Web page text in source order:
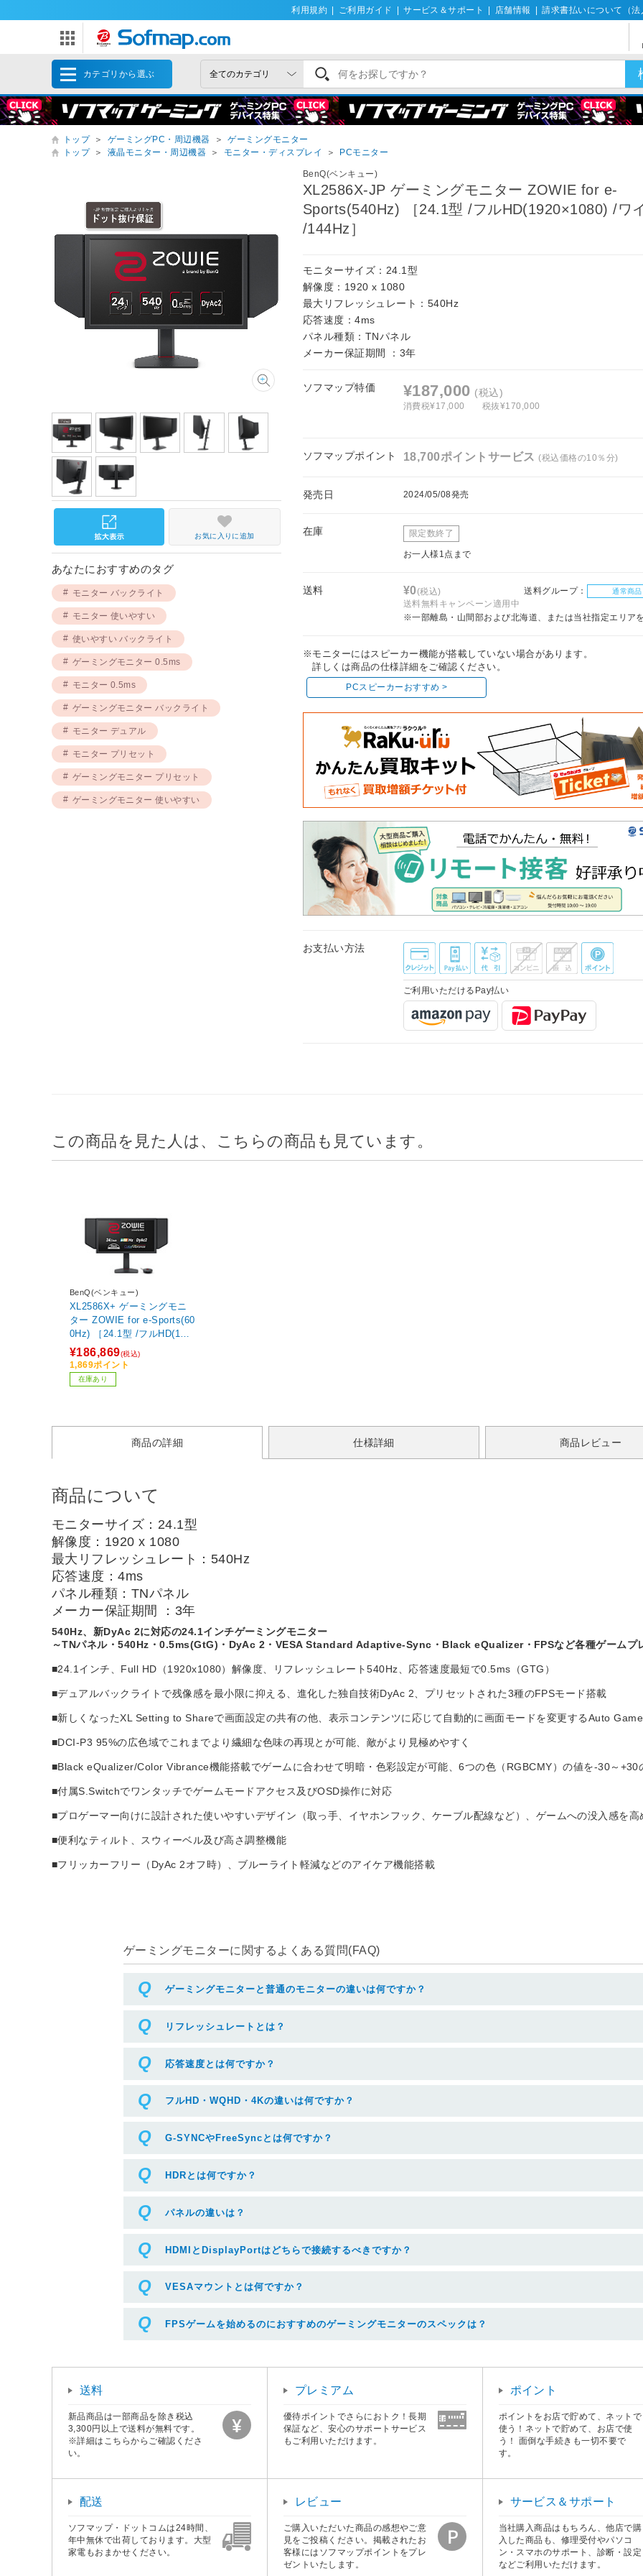
利用規約 ご利用ガイド サービス＆サポート 店舗情報 請求書払いについて（法
カテゴリから選ぶ
トップ ＞ ゲーミングPC・周辺機器 ＞
ゲーミングモニター
トップ
＞ 液晶モニター・周辺機器 ＞ モニター・ディスプレイ ＞ PCモニター
BenQ(ベンキュー)
XL2586X-JP ゲーミングモニター ZOWIE for e-
Sports(540Hz) ［24.1型 /フルHD(1920×1080) /ワ
/144Hz］
モニターサイズ：24.1型
解像度：1920 x 1080
最大リフレッシュレート：540Hz
応答速度：4ms
パネル種類：TNパネル
メーカー保証期間 ：3年
ソフマップ特価 ¥187,000 (税込)
消費税¥17,000 税抜¥170,000
ソフマップポイント 18,700ポイントサービス(税込価格の10％分)
発売日 2024/05/08発売
在庫 限定数終了
お一人様1点まで
送料 ¥0(税込) 送料グループ： 通常商品
送料無料キャンペーン適用中
※一部離島・山間部および北海道、または当社指定エリア
※モニターにはスピーカー機能が搭載していない場合があります。
詳しくは商品の仕様詳細をご確認ください。
PCスピーカーおすすめ >
お支払い方法
ご利用いただけるPay払い
お気に入りに追加
あなたにおすすめのタグ
モニター バックライト
モニター 使いやすい
使いやすい バックライト
ゲーミングモニター 0.5ms
モニター 0.5ms
ゲーミングモニター バックライト
モニター デュアル
モニター プリセット
ゲーミングモニター プリセット
ゲーミングモニター 使いやすい
この商品を見た人は、こちらの商品も見ています。
BenQ(ベンキュー)
XL2586X+ ゲーミングモニ
ター ZOWIE for e-Sports(60
0Hz) ［24.1型 /フルHD(192
0×1080) /ワイド］
¥186,869(税込)
1,869ポイント
在庫あり
商品の詳細 仕様詳細 商品レビュー
商品について
モニターサイズ：24.1型
解像度：1920 x 1080
最大リフレッシュレート：540Hz
応答速度：4ms
パネル種類：TNパネル
メーカー保証期間 ：3年
540Hz、新DyAc 2に対応の24.1インチゲーミングモニター
～TNパネル・540Hz・0.5ms(GtG)・DyAc 2・VESA Standard Adaptive-Sync・Black eQualizer・FPSなど各種ゲームプ
■24.1インチ、Full HD（1920x1080）解像度、リフレッシュレート540Hz、応答速度最短で0.5ms（GTG）
■デュアルバックライトで残像感を最小限に抑える、進化した独自技術DyAc 2、プリセットされた3種のFPSモード搭載
■新しくなったXL Setting to Shareで画面設定の共有の他、表示コンテンツに応じて自動的に画面モードを変更するAuto
■DCI-P3 95%の広色域でこれまでより繊細な色味の再現とが可能、敵がより見極めやすく
■Black eQualizer/Color Vibrance機能搭載でゲームに合わせて明暗・色彩設定が可能、6つの色（RGBCMY）の値を-30～+30
■付属S.Switchでワンタッチでゲームモードアクセス及びOSD操作に対応
■プロゲーマー向けに設計された使いやすいデザイン（取っ手、イヤホンフック、ケーブル配線など）、ゲームへの没入感を
■便利なティルト、スウィーベル及び高さ調整機能
■フリッカーフリー（DyAc 2オフ時）、ブルーライト軽減などのアイケア機能搭載
ゲーミングモニターに関するよくある質問(FAQ)
ゲーミングモニターと普通のモニターの違いは何ですか？
リフレッシュレートとは？
応答速度とは何ですか？
フルHD・WQHD・4Kの違いは何ですか？
G-SYNCやFreeSyncとは何ですか？
HDRとは何ですか？
パネルの違いは？
HDMIとDisplayPortはどちらで接続するべきですか？
VESAマウントとは何ですか？
FPSゲームを始めるのにおすすめのゲーミングモニターのスペックは？
送料
新品商品は一部商品を除き税込
3,300円以上で送料が無料です。
※詳細はこちらからご確認くださ
い。
プレミアム
優待ポイントでさらにおトク！長期
保証など、安心のサポートサービス
もご利用いただけます。
ポイント
ポイントをお店で貯めて、ネットで
使う！ネットで貯めて、お店で使
う！ 面倒な手続きも一切不要で
す。
配送
ソフマップ・ドットコムは24時間、
年中無休で出荷しております。大型
家電もおまかせください。
レビュー
ご購入いただいた商品の感想やご意
見をご投稿ください。掲載されたお
客様にはソフマップポイントをプレ
ゼントいたします。
サービス＆サポート
当社購入商品はもちろん、他店で購
入した商品も、修理受付やパソコ
ン・スマホのサポート、診断・設定
などご利用いただけます。